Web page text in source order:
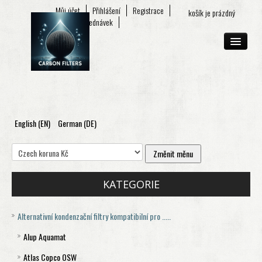
košík je prázdný
Můj účet Přihlášení
Registrace
Seznam objednávek
O FIRMĚ
E-SHOP
English (EN) German (DE)
KATEGORIE
Alternativní kondenzační filtry kompatibilní pro .....
Alup Aquamat
Aquamat 120
Atlas Copco OSW